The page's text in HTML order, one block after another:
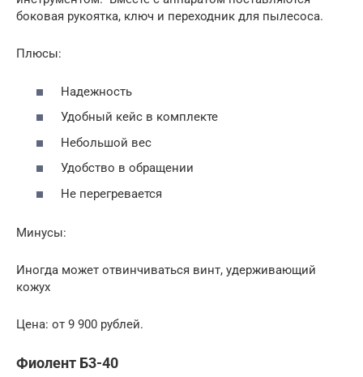
боковая рукоятка, ключ и переходник для пылесоса.
Плюсы:
Надежность
Удобный кейс в комплекте
Небольшой вес
Удобство в обращении
Не перегревается
Минусы:
Иногда может отвинчиваться винт, удерживающий
кожух
Цена: от 9 900 рублей.
Фиолент Б3-40